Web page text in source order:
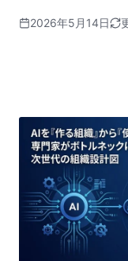
2026年5月14日